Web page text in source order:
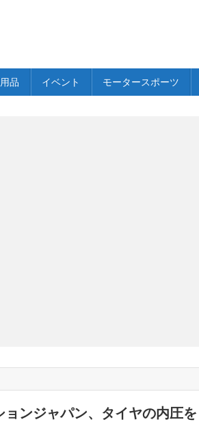
品 イベント モータースポーツ
ンジャパン、タイヤの内圧を